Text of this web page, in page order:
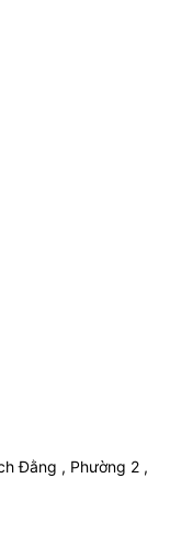
Đằng , Phường 2 ,